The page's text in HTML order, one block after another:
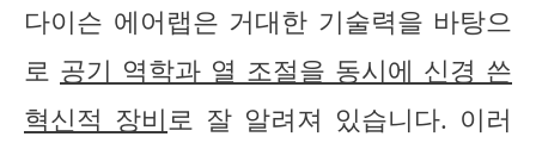
다이슨 에어랩은 거대한 기술력을 바탕으
로 공기 역학과 열 조절을 동시에 신경 쓴
혁신적 장비 로 잘 알려져 있습니다. 이러